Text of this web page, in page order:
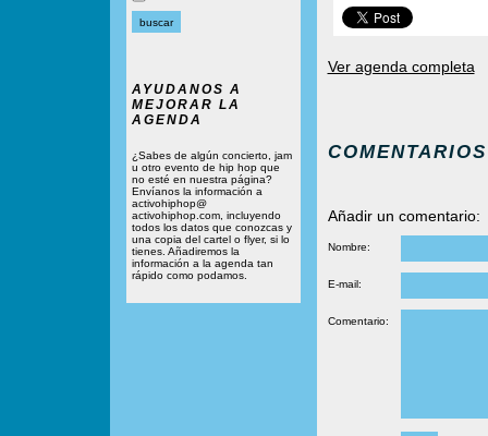
AYUDANOS A
MEJORAR LA
AGENDA
¿Sabes de algún concierto, jam
u otro evento de hip hop que
no esté en nuestra página?
Envíanos la información a
activohiphop@
activohiphop.com, incluyendo
todos los datos que conozcas y
una copia del cartel o flyer, si lo
tienes. Añadiremos la
información a la agenda tan
rápido como podamos.
Ver agenda completa
COMENTARIOS
Añadir un comentario:
Nombre:
E-mail:
Comentario: